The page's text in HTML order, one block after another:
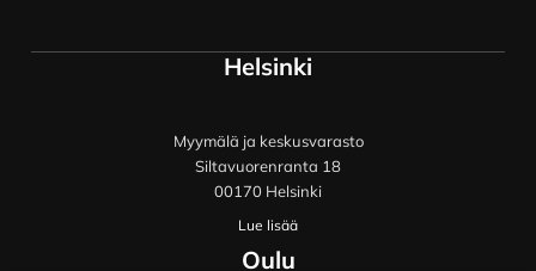
Helsinki
Myymälä ja keskusvarasto
Siltavuorenranta 18
00170 Helsinki
Lue lisää
Oulu